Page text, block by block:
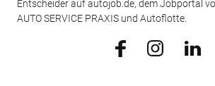
Entscheider auf autojob.de, dem Jobportal
AUTO SERVICE PRAXIS und Autoflotte.